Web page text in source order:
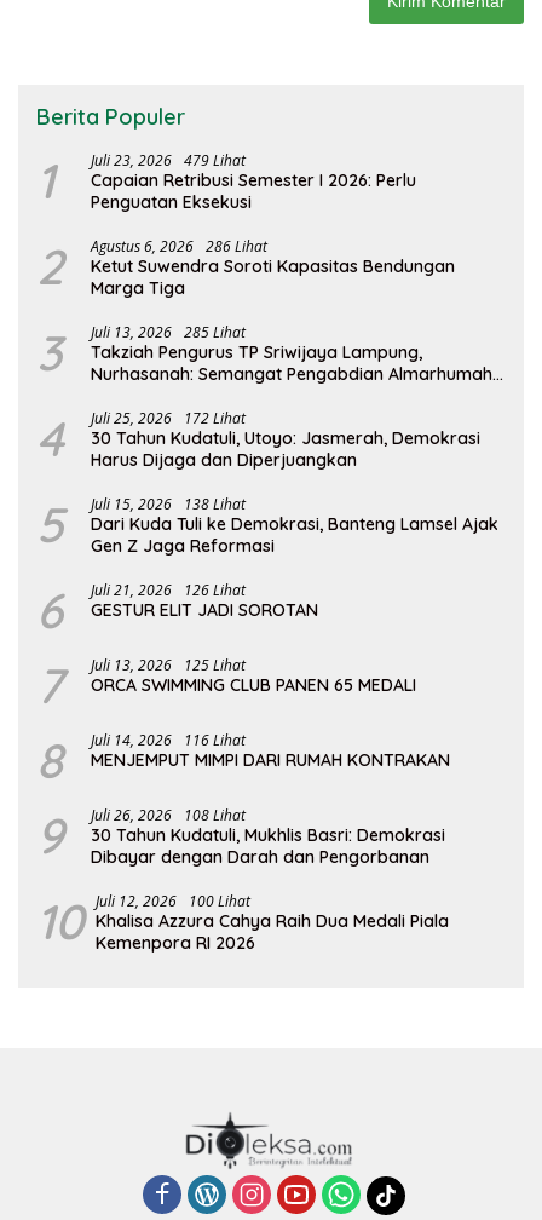
Berita Populer
1 Juli 23, 2026 479 Lihat
Capaian Retribusi Semester I 2026: Perlu
Penguatan Eksekusi
2 Agustus 6, 2026 286 Lihat
Ketut Suwendra Soroti Kapasitas Bendungan
Marga Tiga
3 Juli 13, 2026 285 Lihat
Takziah Pengurus TP Sriwijaya Lampung,
Nurhasanah: Semangat Pengabdian Almarhumah
4 Juli 25, 2026 172 Lihat
30 Tahun Kudatuli, Utoyo: Jasmerah, Demokrasi
Harus Dijaga dan Diperjuangkan
5 Juli 15, 2026 138 Lihat
Dari Kuda Tuli ke Demokrasi, Banteng Lamsel Ajak
Gen Z Jaga Reformasi
6 Juli 21, 2026 126 Lihat
GESTUR ELIT JADI SOROTAN
7 Juli 13, 2026 125 Lihat
ORCA SWIMMING CLUB PANEN 65 MEDALI
8 Juli 14, 2026 116 Lihat
MENJEMPUT MIMPI DARI RUMAH KONTRAKAN
9 Juli 26, 2026 108 Lihat
30 Tahun Kudatuli, Mukhlis Basri: Demokrasi
Dibayar dengan Darah dan Pengorbanan
10 Juli 12, 2026 100 Lihat
Khalisa Azzura Cahya Raih Dua Medali Piala
Kemenpora RI 2026